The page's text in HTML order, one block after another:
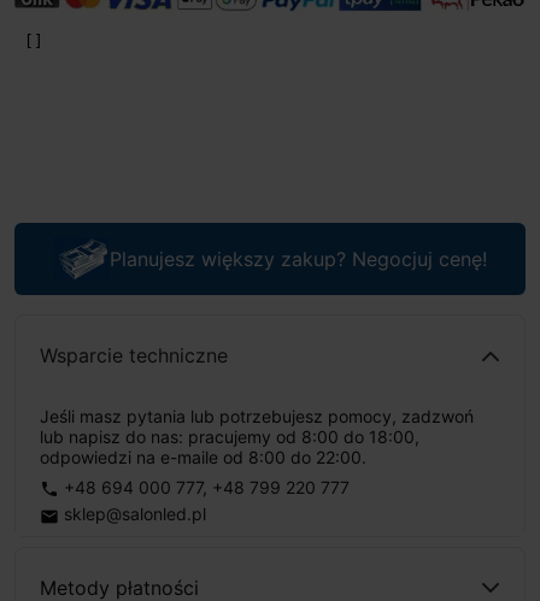
Planujesz większy zakup? Negocjuj cenę!
Wsparcie techniczne
Jeśli masz pytania lub potrzebujesz pomocy, zadzwoń
lub napisz do nas: pracujemy od 8:00 do 18:00,
odpowiedzi na e-maile od 8:00 do 22:00.
phone +48 694 000 777, +48 799 220 777
email sklep@salonled.pl
Metody płatności